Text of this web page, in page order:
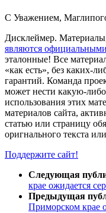
С Уважением, Магли
Дисклеймер.
являются официальными
эталонные! Все
«как есть», без каких-
гарантий. Команда
может нести какую-либо
использования этих
материалов сайта,
статью или страницу
оригнального текста
Поддержите сайт!
Следующая
крае ожидается
Предыдущая
Приморском крае